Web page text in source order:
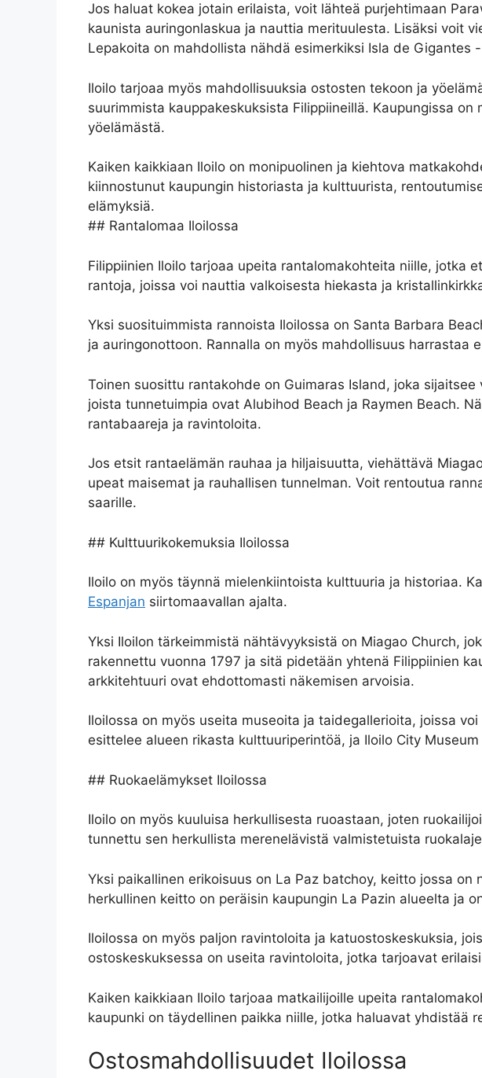
Jos haluat kokea jotain erilaista, voit lähteä purjehtimaan
kaunista auringonlaskua ja nauttia merituulesta. Lisäksi voit
Lepakoita on mahdollista nähdä esimerkiksi Isla de Gigantes
Iloilo tarjoaa myös mahdollisuuksia ostosten tekoon ja
suurimmista kauppakeskuksista Filippiineillä. Kaupungissa
yöelämästä.
Kaiken kaikkiaan Iloilo on monipuolinen ja kiehtova
kiinnostunut kaupungin historiasta ja kulttuurista,
elämyksiä.
## Rantalomaa Iloilossa
Filippiinien Iloilo tarjoaa upeita rantalomakohteita niille, jotka
rantoja, joissa voi nauttia valkoisesta hiekasta ja
Yksi suosituimmista rannoista Iloilossa on Santa Barbara
ja auringonottoon. Rannalla on myös mahdollisuus
Toinen suosittu rantakohde on Guimaras Island, joka
joista tunnetuimpia ovat Alubihod Beach ja Raymen Beach.
rantabaareja ja ravintoloita.
Jos etsit rantaelämän rauhaa ja hiljaisuutta, viehättävä
upeat maisemat ja rauhallisen tunnelman. Voit rentoutua
saarille.
## Kulttuurikokemuksia Iloilossa
Iloilo on myös täynnä mielenkiintoista kulttuuria ja historiaa.
Espanjan siirtomaavallan ajalta.
Yksi Iloilon tärkeimmistä nähtävyyksistä on Miagao Church,
rakennettu vuonna 1797 ja sitä pidetään yhtenä Filippiinien
arkkitehtuuri ovat ehdottomasti näkemisen arvoisia.
Iloilossa on myös useita museoita ja taidegallerioita, joissa
esittelee alueen rikasta kulttuuriperintöä, ja Iloilo City
## Ruokaelämykset Iloilossa
Iloilo on myös kuuluisa herkullisesta ruoastaan, joten
tunnettu sen herkullista merenelävistä valmistetuista
Yksi paikallinen erikoisuus on La Paz batchoy, keitto jossa
herkullinen keitto on peräisin kaupungin La Pazin alueelta ja
Iloilossa on myös paljon ravintoloita ja katuostoskeskuksia,
ostoskeskuksessa on useita ravintoloita, jotka tarjoavat
Kaiken kaikkiaan Iloilo tarjoaa matkailijoille upeita
kaupunki on täydellinen paikka niille, jotka haluavat yhdistää
Ostosmahdollisuudet Iloilossa